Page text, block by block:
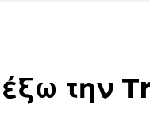
την